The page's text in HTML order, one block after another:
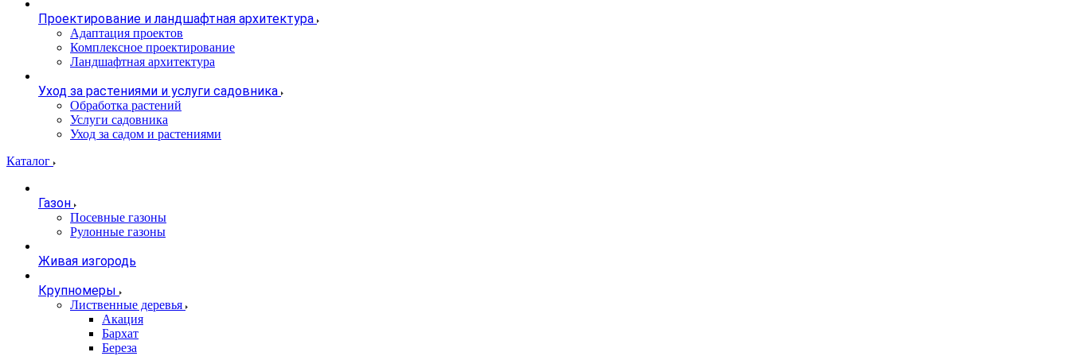
Проектирование и ландшафтная архитектура
Адаптация проектов
Комплексное проектирование
Ландшафтная архитектура
Уход за растениями и услуги садовника
Обработка растений
Услуги садовника
Уход за садом и растениями
Каталог
Газон
Посевные газоны
Рулонные газоны
Живая изгородь
Крупномеры
Лиственные деревья
Акация
Бархат
Береза